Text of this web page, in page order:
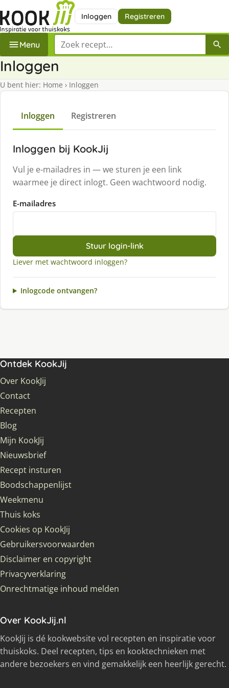
Inloggen Registreren
Menu Zoek een recept
Inloggen
U bent hier: Home › Inloggen
Inloggen Registreren
Inloggen bij KookJij
Vul je e-mailadres in — we sturen je een link
waarmee je direct inlogt. Geen wachtwoord nodig.
E-mailadres
Stuur login-link
Liever met wachtwoord inloggen?
Inlogcode ontvangen?
Ontdek KookJij
Over KookJij
Contact
Recepten
Blog
Mijn KookJij
Nieuwsbrief
Recept insturen
Boodschappenlijst
Weekmenu
Thuis koks
Cookies op KookJij
Gebruikersvoorwaarden
Disclaimer en copyright
Privacyverklaring
Onrechtmatige inhoud melden
Over KookJij.nl
KookJij is dé kookwebsite vol recepten en inspiratie voor
thuiskoks. Deel recepten, tips en kooktechnieken met
andere bezoekers en vind gemakkelijk een heerlijk gerecht.